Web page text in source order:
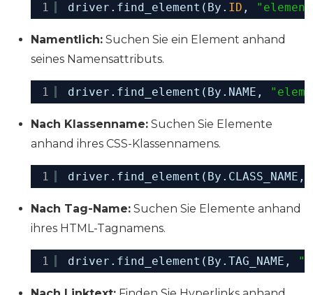
1 driver.find_element(By. ID ,
Namentlich: Suchen Sie ein Element anhand
seines Namensattributs.
1 driver.find_element(By.NAME,
Nach Klassenname: Suchen Sie Elemente
anhand ihres CSS-Klassennamens.
1 driver.find_element(By.CLASS_NAME,
Nach Tag-Name: Suchen Sie Elemente anhand
ihres HTML-Tagnamens.
1 driver.find_element(By.TAG_NAME,